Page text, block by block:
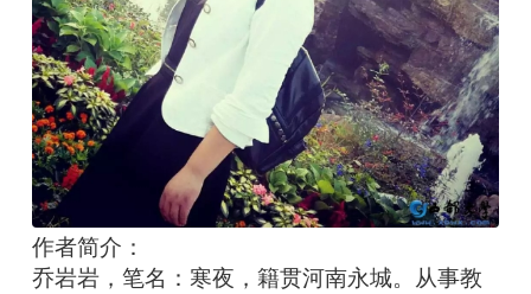
作者简介：
乔岩岩，笔名：寒夜，籍贯河南永城。从事教